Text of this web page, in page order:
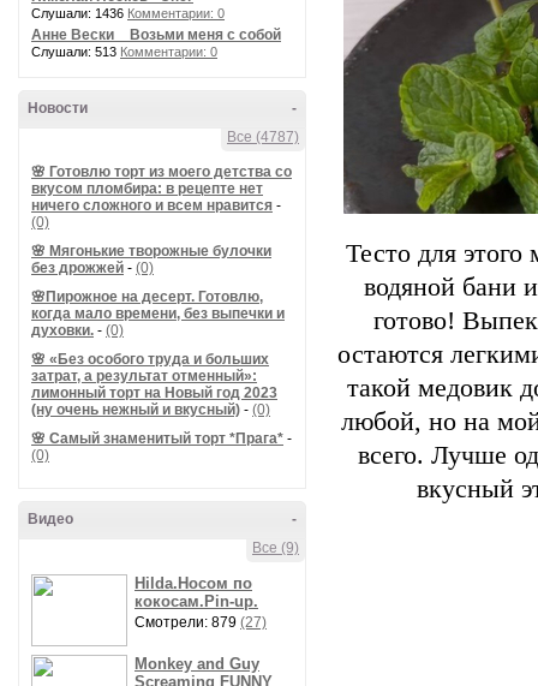
Слушали: 1436 Комментарии: 0
Анне Вески _ Возьми меня с собой
Слушали: 513 Комментарии: 0
-
Новости
Все (4787)
🌸 Готовлю торт из моего детства со
вкусом пломбира: в рецепте нет
ничего сложного и всем нравится -
(0)
🌸 Мягонькие творожные булочки
без дрожжей - (0)
🌸Пирожное на десерт. Готовлю,
когда мало времени, без выпечки и
духовки. - (0)
🌸 «Без особого труда и больших
затрат, а результат отменный»:
лимонный торт на Новый год 2023
(ну очень нежный и вкусный) - (0)
🌸 Самый знаменитый торт *Прага* -
(0)
-
Видео
Все (9)
Hilda.Носом по
кокосам.Pin-up.
Смотрели: 879 (27)
Monkey and Guy
Screaming FUNNY
Тесто для этого
водяной бани
готово!
остаются
такой медовик
любой, но на мой
всего. Лучше
вкусный